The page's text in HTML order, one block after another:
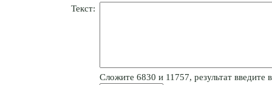
Текст:
Cлoжитe 6830 и 11757, результат введите